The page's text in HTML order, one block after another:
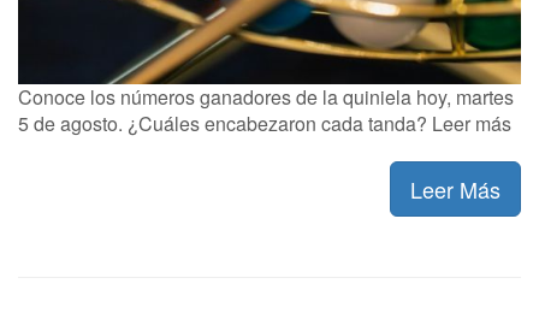
Conoce los números ganadores de la quiniela hoy, martes
5 de agosto. ¿Cuáles encabezaron cada tanda? Leer más
Leer Más